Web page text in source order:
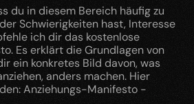
du in diesem Bereich häufig zu
Schwierigkeiten hast, Interesse
ich dir das kostenlose
Es erklärt die Grundlagen von
ein konkretes Bild davon, was
anders machen. Hier
Anziehungs-Manifesto -